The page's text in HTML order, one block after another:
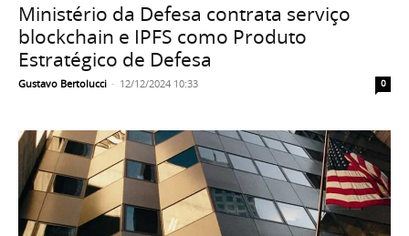
Ministério da Defesa contrata serviço
blockchain e IPFS como Produto
Estratégico de Defesa
Gustavo Bertolucci - 12/12/2024 10:33 0